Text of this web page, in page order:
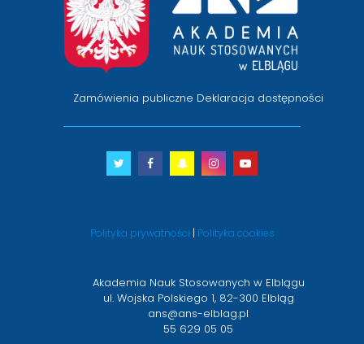
Zamówienia publiczne Deklaracja dostępności
Twitter
otwiera
nowym
Facebook
otwiera
nowym
Snapchat
otwiera
nowym
Instagram
otwiera
nowym
Youtube
otwiera
nowym
Polityka prywatności | Polityka cookies
Akademia Nauk Stosowanych w Elblągu
ul. Wojska Polskiego 1, 82-300 Elbląg
ans@ans-elblag.pl
55 629 05 05